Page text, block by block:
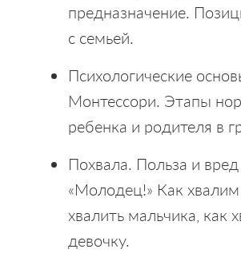
предназначение.
с семьей.
Психологические
Монтессори. Этапы
ребенка и родителя в
Похвала. Польза и
«Молодец!» Как
хвалить мальчика, как
девочку.